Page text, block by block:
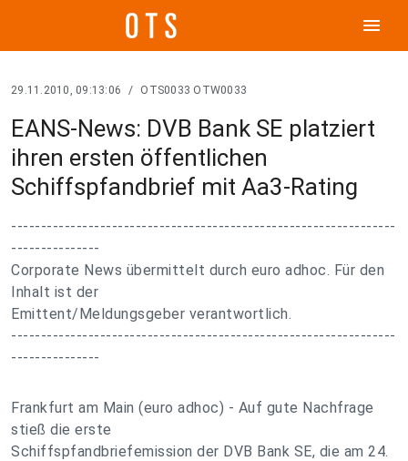
menu
29.11.2010, 09:13:06 / OTS0033 OTW0033
EANS-News: DVB Bank SE platziert
ihren ersten öffentlichen
Schiffspfandbrief mit Aa3-Rating
-----------------------------------------------------------------
---------------
Corporate News übermittelt durch euro adhoc. Für den
Inhalt ist der
Emittent/Meldungsgeber verantwortlich.
-----------------------------------------------------------------
---------------
Frankfurt am Main (euro adhoc) - Auf gute Nachfrage
stieß die erste
Schiffspfandbriefemission der DVB Bank SE, die am 24.